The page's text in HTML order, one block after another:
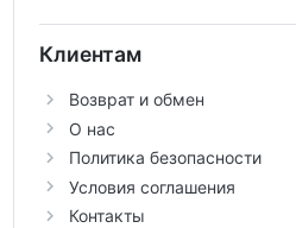
Клиентам
Возврат и обмен
О нас
Политика безопасности
Условия соглашения
Контакты